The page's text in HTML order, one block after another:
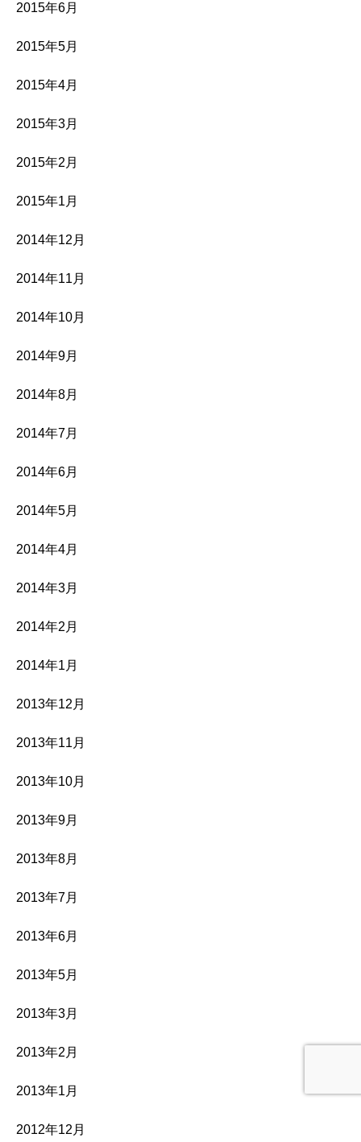
2015年6月
2015年5月
2015年4月
2015年3月
2015年2月
2015年1月
2014年12月
2014年11月
2014年10月
2014年9月
2014年8月
2014年7月
2014年6月
2014年5月
2014年4月
2014年3月
2014年2月
2014年1月
2013年12月
2013年11月
2013年10月
2013年9月
2013年8月
2013年7月
2013年6月
2013年5月
2013年3月
2013年2月
2013年1月
2012年12月